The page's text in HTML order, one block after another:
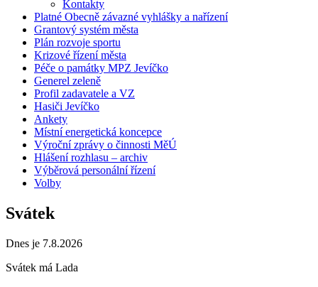
Kontakty
Platné Obecně závazné vyhlášky a nařízení
Grantový systém města
Plán rozvoje sportu
Krizové řízení města
Péče o památky MPZ Jevíčko
Generel zeleně
Profil zadavatele a VZ
Hasiči Jevíčko
Ankety
Místní energetická koncepce
Výroční zprávy o činnosti MěÚ
Hlášení rozhlasu – archiv
Výběrová personální řízení
Volby
Svátek
Dnes je 7.8.2026
Svátek má Lada